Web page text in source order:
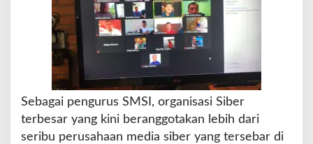
Sebagai pengurus SMSI, organisasi Siber
terbesar yang kini beranggotakan lebih dari
seribu perusahaan media siber yang tersebar di